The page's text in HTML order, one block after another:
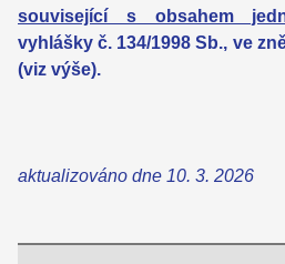
související s obsahem
vyhlášky č. 134/1998 Sb., ve
(viz výše).
aktualizováno dne 10. 3. 2026